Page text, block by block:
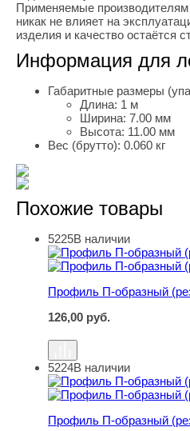
Применяемые
никак не влияет на
изделия и качество остаётся
Информация для
Габаритные размеры
Длина: 1 м
Ширина: 7.00 мм
Высота: 11.00 мм
Вес (брутто): 0.060 кг
Похожие товары
Профиль П-образный
5225В наличии
Профиль П-образный
126,00 руб.
Профиль П-образный
5224В наличии
Профиль П-образный